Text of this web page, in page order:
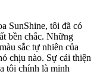
SunShine, tôi đã có
bền chắc. Những
sắc tự nhiên của
chịu nào. Sự cải thiện
tôi chính là minh